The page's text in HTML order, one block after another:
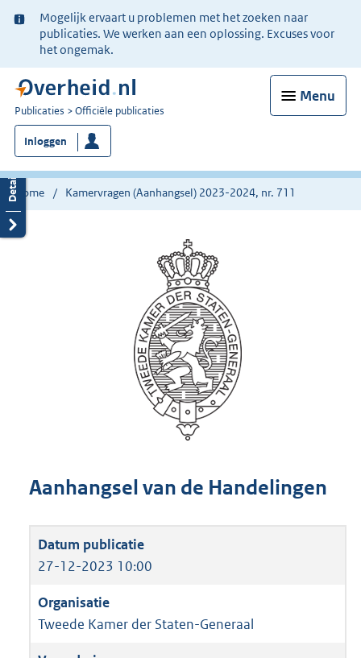
Ter
informatie:
Mogelijk ervaart u problemen met het zoeken naar
publicaties. We werken aan een oplossing. Excuses voor
het ongemak.
Menu
U
bent
nu
hier:
Publicaties Officiële publicaties
Inloggen
Home Kamervragen (Aanhangsel) 2023-2024, nr. 711
Aanhangsel van de Handelingen
27-12-2023 10:00
Tweede Kamer der Staten-Generaal